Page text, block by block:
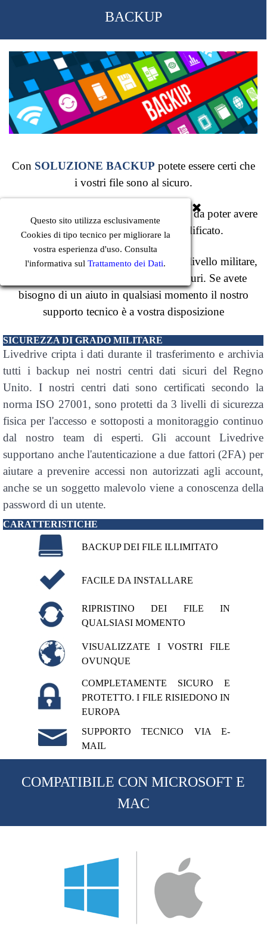
Questo sito utilizza esclusivamente
Cookies di tipo tecnico per migliorare la
vostra esperienza d'uso. Consulta
l'informativa sul Trattamento dei Dati.
BACKUP
Con SOLUZIONE BACKUP potete essere certi che
i vostri file sono al sicuro.
Manteniamo più copie dei file, in modo da poter avere
trenta revisioni per ogni file modificato.
I file vengono cifrati con crittografia di livello militare,
in modo che siano completamente sicuri. Se avete
bisogno di un aiuto in qualsiasi momento il nostro
supporto tecnico è a vostra disposizione
SICUREZZA DI GRADO MILITARE
Livedrive cripta i dati durante il trasferimento e archivia
tutti i backup nei nostri centri dati sicuri del Regno
Unito. I nostri centri dati sono certificati secondo la
norma ISO 27001, sono protetti da 3 livelli di sicurezza
fisica per l'accesso e sottoposti a monitoraggio continuo
dal nostro team di esperti. Gli account Livedrive
supportano anche l'autenticazione a due fattori (2FA) per
aiutare a prevenire accessi non autorizzati agli account,
anche se un soggetto malevolo viene a conoscenza della
password di un utente.
CARATTERISTICHE
BACKUP DEI FILE ILLIMITATO
FACILE DA INSTALLARE
RIPRISTINO DEI FILE IN
QUALSIASI MOMENTO
VISUALIZZATE I VOSTRI FILE
OVUNQUE
COMPLETAMENTE SICURO E
PROTETTO. I FILE RISIEDONO IN
EUROPA
SUPPORTO TECNICO VIA E-
MAIL
COMPATIBILE CON MICROSOFT E
MAC